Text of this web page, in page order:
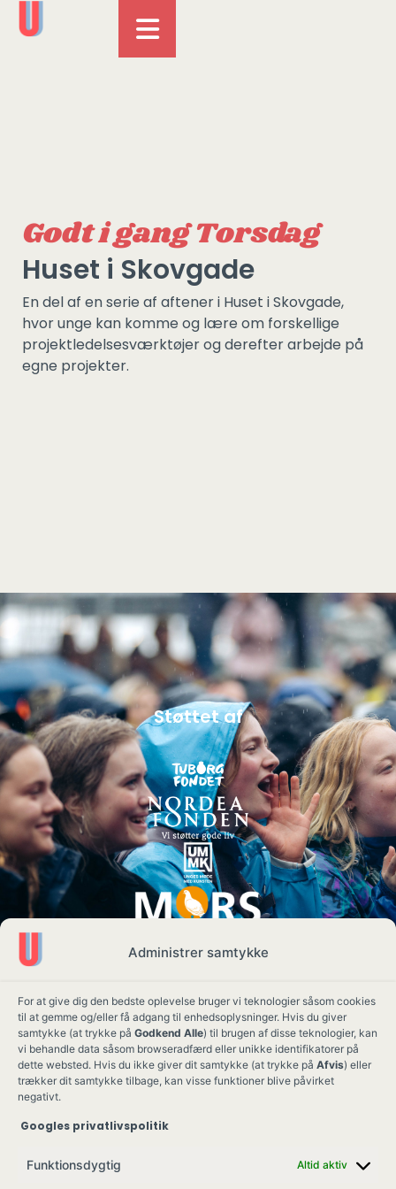
Administrer samtykke
For at give dig den bedste oplevelse bruger vi teknologier såsom cookies
til at gemme og/eller få adgang til enhedsoplysninger. Hvis du giver
samtykke (at trykke på Godkend Alle) til brugen af disse teknologier, kan
vi behandle data såsom browseradfærd eller unikke identifikatorer på
dette websted. Hvis du ikke giver dit samtykke (at trykke på Afvis) eller
trækker dit samtykke tilbage, kan visse funktioner blive påvirket
negativt.
Googles privatlivspolitik
Funktionsdygtig Altid aktiv
Godt i gang Torsdag
Huset i Skovgade
En del af en serie af aftener i Huset i Skovgade,
hvor unge kan komme og lære om forskellige
projektledelsesværktøjer og derefter arbejde på
egne projekter.
Støttet af
Ung Kult
Skovgade 17,